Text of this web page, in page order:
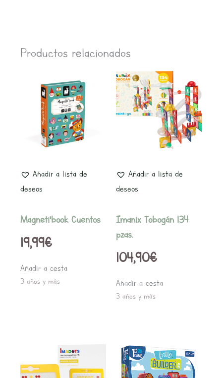
Productos relacionados
Añadir a lista de
deseos
Magneti’book Cuentos
19,99€
Añadir a cesta
3 años y más
Añadir a lista de
deseos
Imanix Tobogán 134
pzas.
104,90€
Añadir a cesta
3 años y más